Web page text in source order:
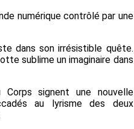
numérique contrôlé par une
dans son irrésistible quête.
sublime un imaginaire dans
signent une nouvelle
au lyrisme des deux